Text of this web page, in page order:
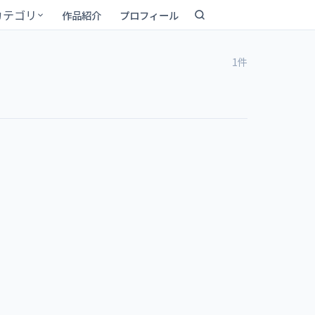
テゴリ 作品紹介 プロフィール
1件